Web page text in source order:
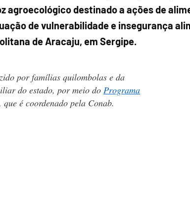
agroecológico destinado a ações de
de vulnerabilidade e insegurança
de Aracaju, em Sergipe.
por famílias quilombolas e da
do estado, por meio do Programa
que é coordenado pela Conab.